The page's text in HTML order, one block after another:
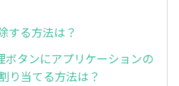
する方法は？
タンにアプリケーションの
り当てる方法は？